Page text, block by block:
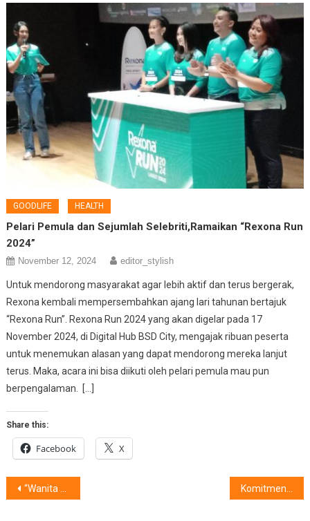
GOODLIFE HEALTH
Pelari Pemula dan Sejumlah Selebriti,Ramaikan “Rexona Run
2024”
November 12, 2024 editor_stylish
Untuk mendorong masyarakat agar lebih aktif dan terus bergerak,
Rexona kembali mempersembahkan ajang lari tahunan bertajuk
“Rexona Run”. Rexona Run 2024 yang akan digelar pada 17
November 2024, di Digital Hub BSD City, mengajak ribuan peserta
untuk menemukan alasan yang dapat mendorong mereka lanjut
terus. Maka, acara ini bisa diikuti oleh pelari pemula mau pun
berpengalaman. […]
Share this:
Facebook X
Post
“Wanita Dan Alam” Hamparan Nan Indah Tulola Dan BRI